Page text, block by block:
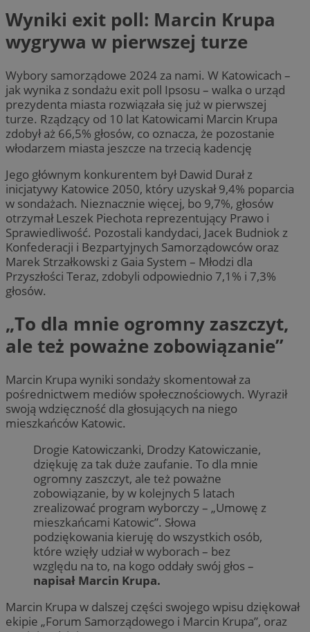
Wyniki exit poll: Marcin Krupa
wygrywa w pierwszej turze
Wybory samorządowe 2024 za nami. W Katowicach –
jak wynika z sondażu exit poll Ipsosu – walka o urząd
prezydenta miasta rozwiązała się już w pierwszej
turze. Rządzący od 10 lat Katowicami Marcin Krupa
zdobył aż 66,5% głosów, co oznacza, że pozostanie
włodarzem miasta jeszcze na trzecią kadencję
Jego głównym konkurentem był Dawid Durał z
inicjatywy Katowice 2050, który uzyskał 9,4% poparcia
w sondażach. Nieznacznie więcej, bo 9,7%, głosów
otrzymał Leszek Piechota reprezentujący Prawo i
Sprawiedliwość. Pozostali kandydaci, Jacek Budniok z
Konfederacji i Bezpartyjnych Samorządowców oraz
Marek Strzałkowski z Gaia System – Młodzi dla
Przyszłości Teraz, zdobyli odpowiednio 7,1% i 7,3%
głosów.
„To dla mnie ogromny zaszczyt,
ale też poważne zobowiązanie”
Marcin Krupa wyniki sondaży skomentował za
pośrednictwem mediów społecznościowych. Wyraził
swoją wdzięczność dla głosujących na niego
mieszkańców Katowic.
Drogie Katowiczanki, Drodzy Katowiczanie,
dziękuję za tak duże zaufanie. To dla mnie
ogromny zaszczyt, ale też poważne
zobowiązanie, by w kolejnych 5 latach
zrealizować program wyborczy – „Umowę z
mieszkańcami Katowic”. Słowa
podziękowania kieruję do wszystkich osób,
które wzięły udział w wyborach – bez
względu na to, na kogo oddały swój głos –
napisał Marcin Krupa.
Marcin Krupa w dalszej części swojego wpisu dziękował
ekipie „Forum Samorządowego i Marcin Krupa”, oraz